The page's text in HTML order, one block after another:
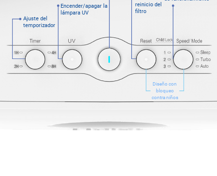
Ajuste del
temporizador
Encender/apagar la
lámpara UV
reinicio del
filtro
Diseño con
bloqueo
contra niños